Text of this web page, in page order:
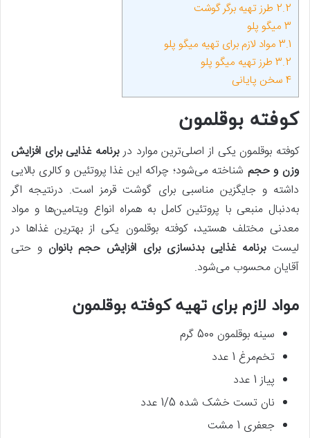
2.2 طرز تهیه برگر گوشت
3 میگو پلو
3.1 مواد لازم برای تهیه میگو پلو
3.2 طرز تهیه میگو پلو
4 سخن پایانی
کوفته بوقلمون
کوفته بوقلمون یکی از اصلی‌ترین موارد دربرنامه غذایی برای افزایش
وزن و حجم شناخته می‌شود؛ چراکه این غذا پروتئین و کالری بالایی
داشته و جایگزین مناسبی برای گوشت قرمز است. درنتیجه اگر
به‌دنبال منبعی با پروتئین کامل به همراه انواع ویتامین‌ها و مواد
معدنی مختلف هستید، کوفته بوقلمون یکی از بهترین غذاها در
لیستبرنامه غذایی بدنسازی برای افزایش حجم بانوان و حتی
آقایان محسوب می‌شود.
مواد لازم برای تهیه کوفته بوقلمون
سینه بوقلمون 500 گرم
تخم‌مرغ 1 عدد
پیاز 1 عدد
نان تست خشک شده 1/5 عدد
جعفری 1 مشت